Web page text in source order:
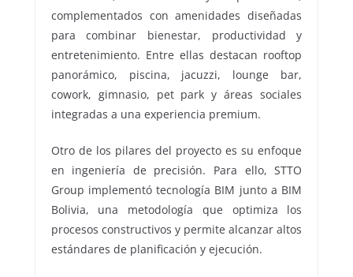
complementados con amenidades diseñadas
para combinar bienestar, productividad y
entretenimiento. Entre ellas destacan rooftop
panorámico, piscina, jacuzzi, lounge bar,
cowork, gimnasio, pet park y áreas sociales
integradas a una experiencia premium.
Otro de los pilares del proyecto es su enfoque
en ingeniería de precisión. Para ello, STTO
Group implementó tecnología BIM junto a BIM
Bolivia, una metodología que optimiza los
procesos constructivos y permite alcanzar altos
estándares de planificación y ejecución.